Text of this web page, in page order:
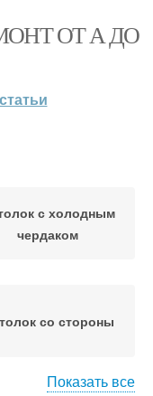
ОТ А ДО
статьи
с холодным
чердаком
со стороны
Показать все